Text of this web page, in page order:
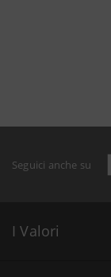
Seguici anche su
I Valori